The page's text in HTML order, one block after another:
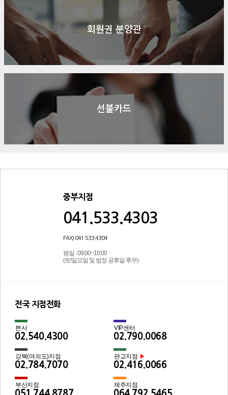
회원권 분양관
선불카드
중부지점
041.533.4303
FAX) 041.533.4304
평일 : 09:00~18:00
(토/일요일 및 법정 공휴일 후무)
전국 지점전화
본사
02.540.4300
VIP센터
02.790.0068
강북(여의도)지점
02.784.7070
판교지점 ▶
02.416.0066
부산지점 제주지점